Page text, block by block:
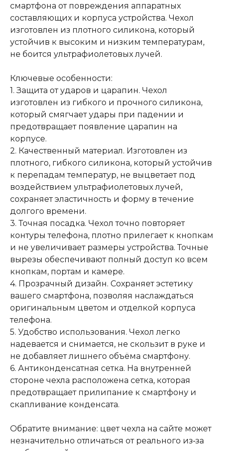
смартфона от повреждения аппаратных
составляющих и корпуса устройства. Чехол
изготовлен из плотного силикона, который
устойчив к высоким и низким температурам,
не боится ультрафиолетовых лучей.
Ключевые особенности:
1. Защита от ударов и царапин. Чехол
изготовлен из гибкого и прочного силикона,
который смягчает удары при падении и
предотвращает появление царапин на
корпусе.
2. Качественный материал. Изготовлен из
плотного, гибкого силикона, который устойчив
к перепадам температур, не выцветает под
воздействием ультрафиолетовых лучей,
сохраняет эластичность и форму в течение
долгого времени.
3. Точная посадка. Чехол точно повторяет
контуры телефона, плотно прилегает к кнопкам
и не увеличивает размеры устройства. Точные
вырезы обеспечивают полный доступ ко всем
кнопкам, портам и камере.
4. Прозрачный дизайн. Сохраняет эстетику
вашего смартфона, позволяя наслаждаться
оригинальным цветом и отделкой корпуса
телефона.
5. Удобство использования. Чехол легко
надевается и снимается, не скользит в руке и
не добавляет лишнего объёма смартфону.
6. Антиконденсатная сетка. На внутренней
стороне чехла расположена сетка, которая
предотвращает прилипание к смартфону и
скапливание конденсата.
Обратите внимание: цвет чехла на сайте может
незначительно отличаться от реального из‑за